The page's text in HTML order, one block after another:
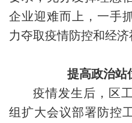
企业迎难而上，一手
力夺取疫情防控和经济
提高政治站
疫情发生后，区
组扩大会议部署防控